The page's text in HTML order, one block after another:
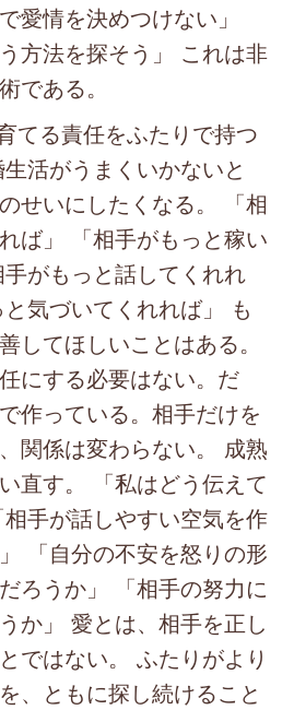
愛情を決めつけない」
方法を探そう」 これは非
である。
てる責任をふたりで持つ
活がうまくいかないと
せいにしたくなる。 「相
ば」 「相手がもっと稼い
がもっと話してくれれ
気づいてくれれば」 も
してほしいことはある。
にする必要はない。だ
作っている。相手だけを
関係は変わらない。 成熟
直す。 「私はどう伝えて
手が話しやすい空気を作
「自分の不安を怒りの形
ろうか」 「相手の努力に
か」 愛とは、相手を正し
ではない。 ふたりがより
、ともに探し続けること